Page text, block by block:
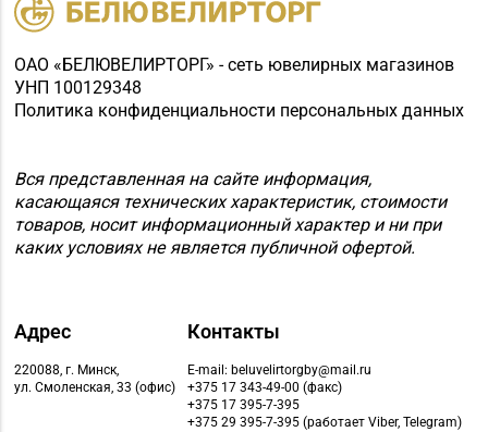
ОАО «БЕЛЮВЕЛИРТОРГ» - сеть ювелирных магазинов
УНП 100129348
Политика конфиденциальности персональных данных
Вся представленная на сайте информация,
касающаяся технических характеристик, стоимости
товаров, носит информационный характер и ни при
каких условиях не является публичной офертой.
Адрес
220088, г. Минск,
ул. Смоленская, 33 (офис)
Контакты
E-mail: beluvelirtorgby@mail.ru
+375 17 343-49-00 (факс)
+375 17 395-7-395
+375 29 395-7-395 (работает Viber, Telegram)